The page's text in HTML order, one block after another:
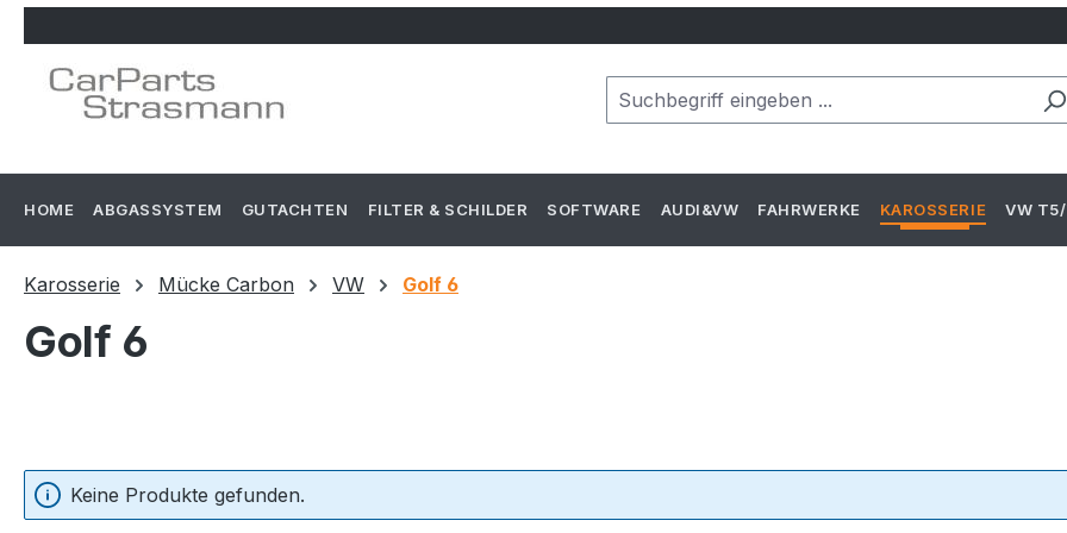
HOME ABGASSYSTEM GUTACHTEN FILTER & SCHILDER SOFTWARE AUDI&VW FAHRWERKE KAROSSERIE VW
Karosserie Mücke Carbon VW Golf 6
Golf 6
Keine Produkte gefunden.